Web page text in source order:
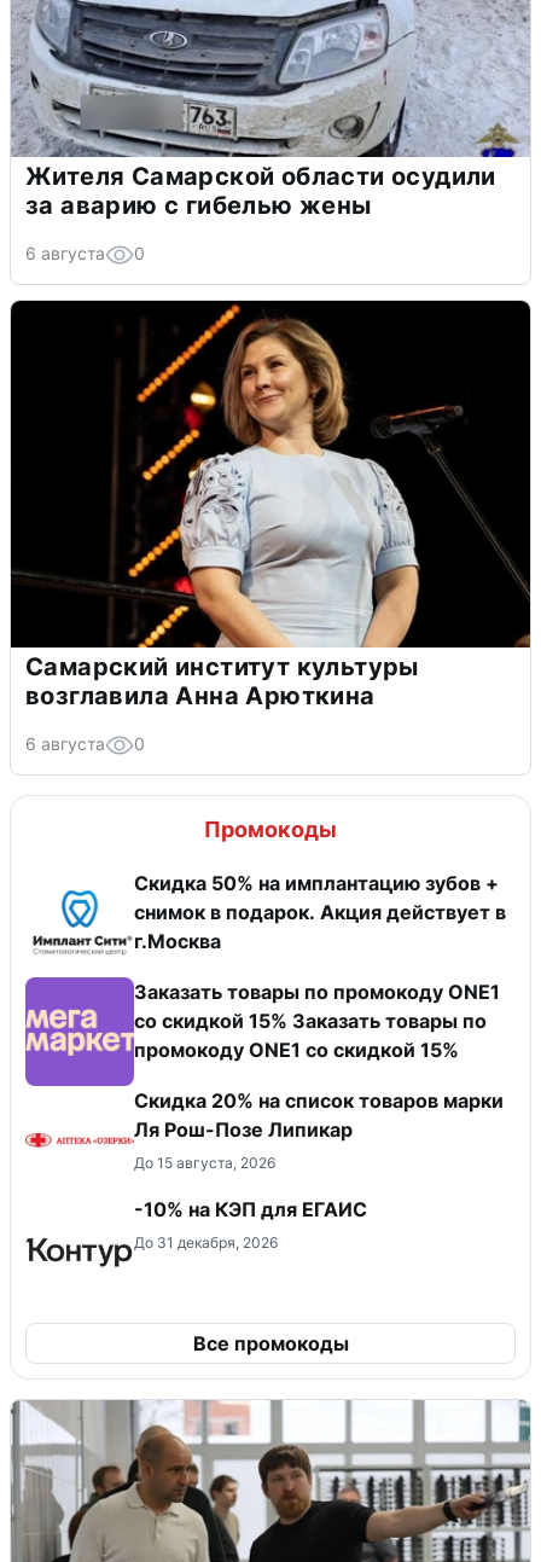
Жителя Самарской области осудили
за аварию с гибелью жены
6 августа 0
Самарский институт культуры
возглавила Анна Арюткина
6 августа 0
Промокоды
Скидка 50% на имплантацию зубов +
снимок в подарок. Акция действует в
г.Москва
Заказать товары по промокоду ONE1
со скидкой 15% Заказать товары по
промокоду ONE1 со скидкой 15%
Скидка 20% на список товаров марки
Ля Рош-Позе Липикар
До 15 августа, 2026
-10% на КЭП для ЕГАИС
До 31 декабря, 2026
Все промокоды